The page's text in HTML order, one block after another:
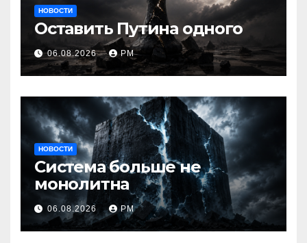
НОВОСТИ
Оставить Путина одного
06.08.2026 РМ
НОВОСТИ
Система больше не
монолитна
06.08.2026 РМ